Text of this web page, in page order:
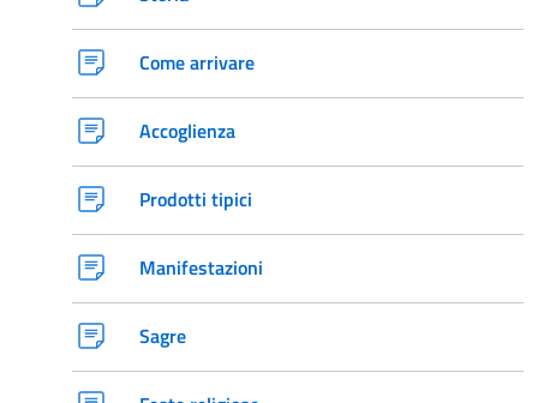
Come arrivare
Accoglienza
Prodotti tipici
Manifestazioni
Sagre